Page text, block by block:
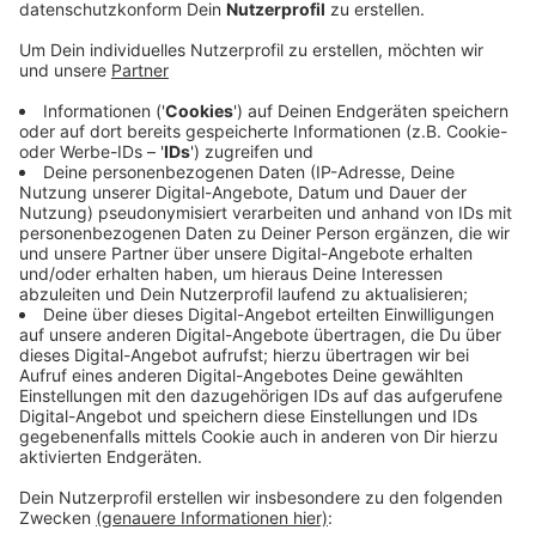
Schwerpunkt der Kontrollen werden unter anderem
das Rheinufer und die Poppelsdorfer Allee sein.
In den letzten Tagen hatten die Ordnungskräfte sechs
Gastronomiebetriebe erwischt, die sich nicht an die
Corona-Auflagen gehalten hatten. Zum Teil war der
Abstand zwischen den Tischen zu klein, in anderen
Fällen hatten die Gastronomen die Impf- oder
Testnachweise der Gäste nicht kontrolliert.
CvK
Anzeige